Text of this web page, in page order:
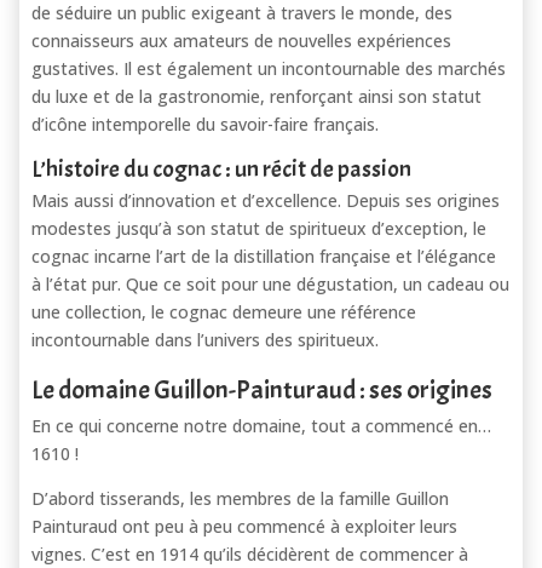
de séduire un public exigeant à travers le monde, des
connaisseurs aux amateurs de nouvelles expériences
gustatives. Il est également un incontournable des marchés
du luxe et de la gastronomie, renforçant ainsi son statut
d’icône intemporelle du savoir-faire français.
L’histoire du cognac : un récit de passion
Mais aussi d’innovation et d’excellence. Depuis ses origines
modestes jusqu’à son statut de spiritueux d’exception, le
cognac incarne l’art de la distillation française et l’élégance
à l’état pur. Que ce soit pour une dégustation, un cadeau ou
une collection, le cognac demeure une référence
incontournable dans l’univers des spiritueux.
Le domaine Guillon-Painturaud : ses origines
En ce qui concerne notre domaine, tout a commencé en…
1610 !
D’abord tisserands, les membres de la famille Guillon
Painturaud ont peu à peu commencé à exploiter leurs
vignes. C’est en 1914 qu’ils décidèrent de commencer à